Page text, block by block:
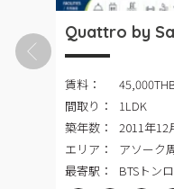
Quattro by
賃料：
間取り：
1LDK
築年数：
2011年12
エリア：
アソーク
最寄駅：
BTSトン